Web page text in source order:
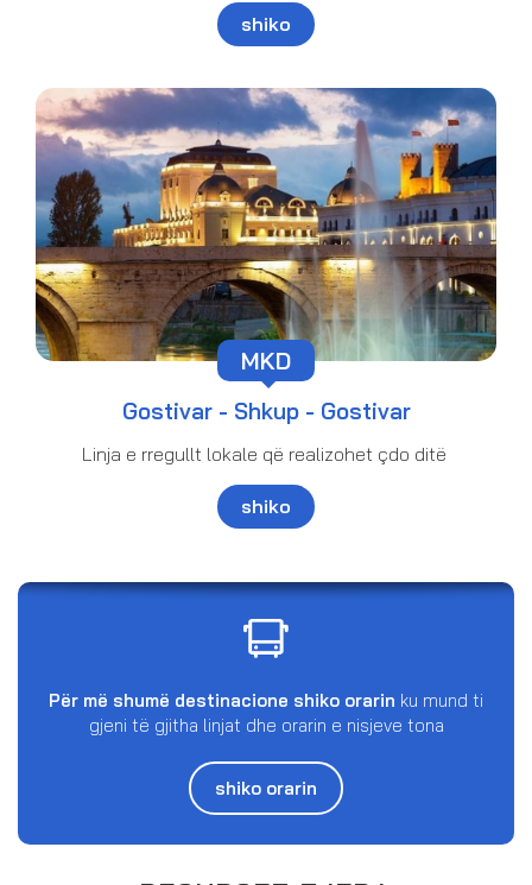
shiko
MKD
Gostivar - Shkup - Gostivar
Linja e rregullt lokale që realizohet çdo ditë
shiko
Për më shumë destinacione shiko orarin ku mund ti
gjeni të gjitha linjat dhe orarin e nisjeve tona
shiko orarin